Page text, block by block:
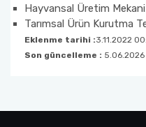
Hayvansal Üretim
Tarımsal Ürün Kurutma
Eklenme tarihi :3.11.2022
Son güncelleme : 5.06.2026